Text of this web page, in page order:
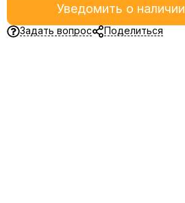
Уведомить о наличии
Задать вопрос Поделиться